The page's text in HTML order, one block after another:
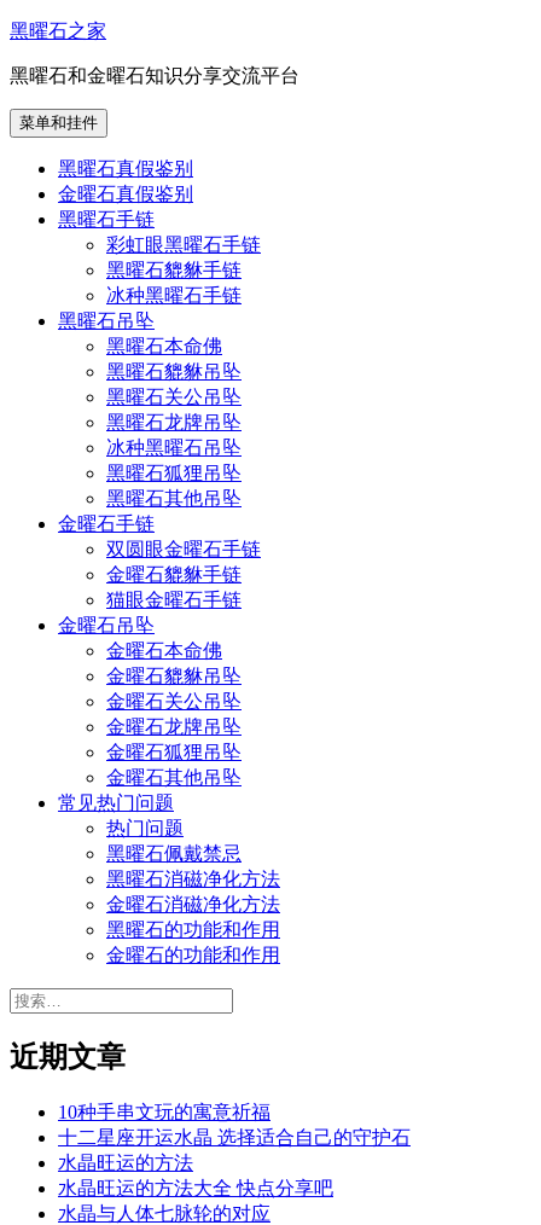
跳
内
容
黑曜石之家
黑曜石和金曜石知识分享交流平台
菜单和挂件
黑曜石真假鉴别
金曜石真假鉴别
黑曜石手链
彩虹眼黑曜石手链
黑曜石貔貅手链
冰种黑曜石手链
黑曜石吊坠
黑曜石本命佛
黑曜石貔貅吊坠
黑曜石关公吊坠
黑曜石龙牌吊坠
冰种黑曜石吊坠
黑曜石狐狸吊坠
黑曜石其他吊坠
金曜石手链
双圆眼金曜石手链
金曜石貔貅手链
猫眼金曜石手链
金曜石吊坠
金曜石本命佛
金曜石貔貅吊坠
金曜石关公吊坠
金曜石龙牌吊坠
金曜石狐狸吊坠
金曜石其他吊坠
常见热门问题
热门问题
黑曜石佩戴禁忌
黑曜石消磁净化方法
金曜石消磁净化方法
黑曜石的功能和作用
金曜石的功能和作用
搜
近期文章
10种手串文玩的寓意祈福
十二星座开运水晶 选择适合自己的守护石
水晶旺运的方法
水晶旺运的方法大全 快点分享吧
水晶与人体七脉轮的对应